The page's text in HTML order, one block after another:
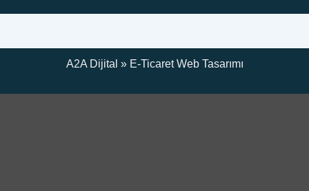
A2A Dijital » E-TicaretWeb Tasarımı